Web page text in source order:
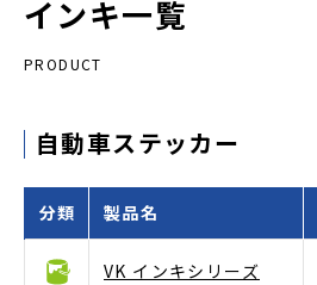
インキ一覧
PRODUCT
自動車ステッカー
分類 製品名
VK インキシリーズ